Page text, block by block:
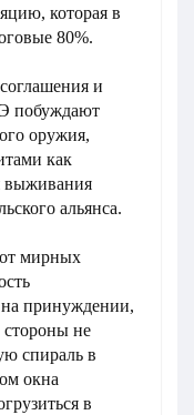
которая в
80%.
и
побуждают
оружия,
как
выживания
альянса.
мирных
на принуждении,
стороны не
спираль в
окна
в